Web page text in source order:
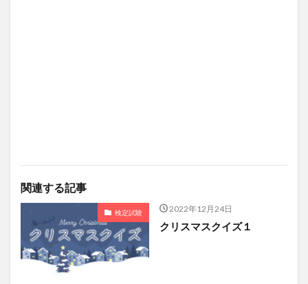
関連する記事
検定試験 2022年12月24日
クリスマスクイズ１